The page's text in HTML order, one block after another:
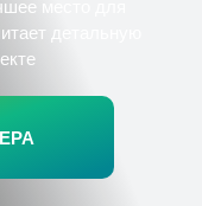
место для
детальную